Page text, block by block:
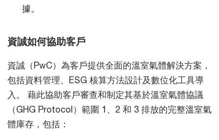
據。
資誠如何協助客戶
資誠（PwC）為客戶提供全面的溫室氣體解決方案，
包括資料管理、ESG 核算方法設計及數位化工具導
入。 藉此協助客戶審查和制定其基於溫室氣體協議
（GHG Protocol）範圍 1、2 和 3 排放的完整溫室氣
體庫存，包括：